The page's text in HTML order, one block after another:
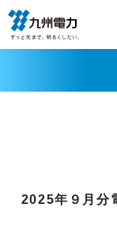
2025年９月分